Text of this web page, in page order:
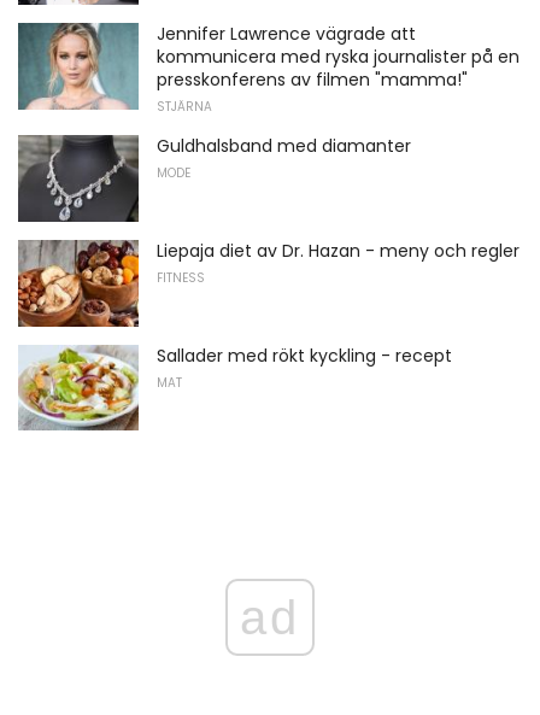
Jennifer Lawrence vägrade att
kommunicera med ryska journalister på en
presskonferens av filmen "mamma!"
STJÄRNA
Guldhalsband med diamanter
MODE
Liepaja diet av Dr. Hazan - meny och regler
FITNESS
Sallader med rökt kyckling - recept
MAT
ad